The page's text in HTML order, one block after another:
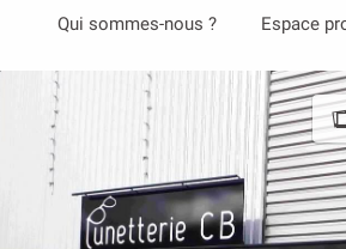
contenu
principal
Qui sommes-nous ? Espace